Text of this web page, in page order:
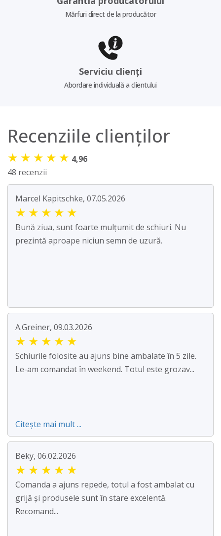
Mărfuri direct de la producător
Serviciu clienți
Abordare individuală a clientului
Recenziile clienților
★ ★ ★ ★ ★ 4,96
48 recenzii
Marcel Kapitschke, 07.05.2026
★ ★ ★ ★ ★
Bună ziua, sunt foarte mulțumit de schiuri. Nu
prezintă aproape niciun semn de uzură.
A.Greiner, 09.03.2026
★ ★ ★ ★ ★
Schiurile folosite au ajuns bine ambalate în 5 zile.
Le-am comandat în weekend. Totul este grozav...
Citește mai mult ...
Beky, 06.02.2026
★ ★ ★ ★ ★
Comanda a ajuns repede, totul a fost ambalat cu
grijă și produsele sunt în stare excelentă.
Recomand...